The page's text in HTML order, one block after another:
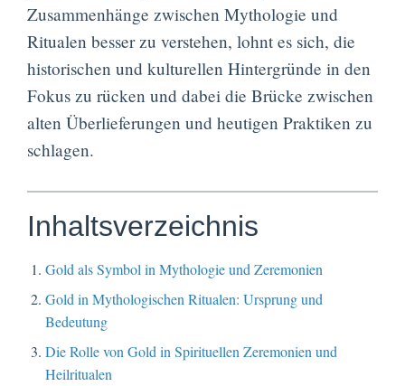
Zusammenhänge zwischen Mythologie und
Ritualen besser zu verstehen, lohnt es sich, die
historischen und kulturellen Hintergründe in den
Fokus zu rücken und dabei die Brücke zwischen
alten Überlieferungen und heutigen Praktiken zu
schlagen.
Inhaltsverzeichnis
Gold als Symbol in Mythologie und Zeremonien
Gold in Mythologischen Ritualen: Ursprung und
Bedeutung
Die Rolle von Gold in Spirituellen Zeremonien und
Heilritualen